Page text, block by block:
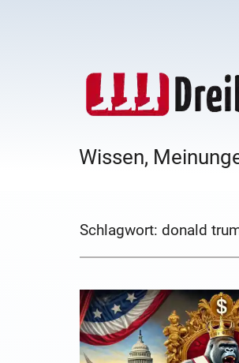
Wissen,
Schlagwort: donald